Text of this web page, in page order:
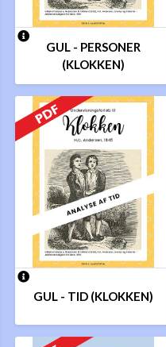
GUL - PERSONER
(KLOKKEN)
GUL - TID (KLOKKEN)